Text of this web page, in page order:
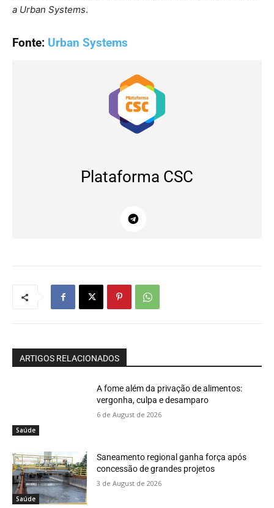
a Urban Systems.
Fonte: Urban Systems
Plataforma CSC
ARTIGOS RELACIONADOS
Saúde
A fome além da privação de alimentos:
vergonha, culpa e desamparo
6 de August de 2026
Saúde
Saneamento regional ganha força após
concessão de grandes projetos
3 de August de 2026